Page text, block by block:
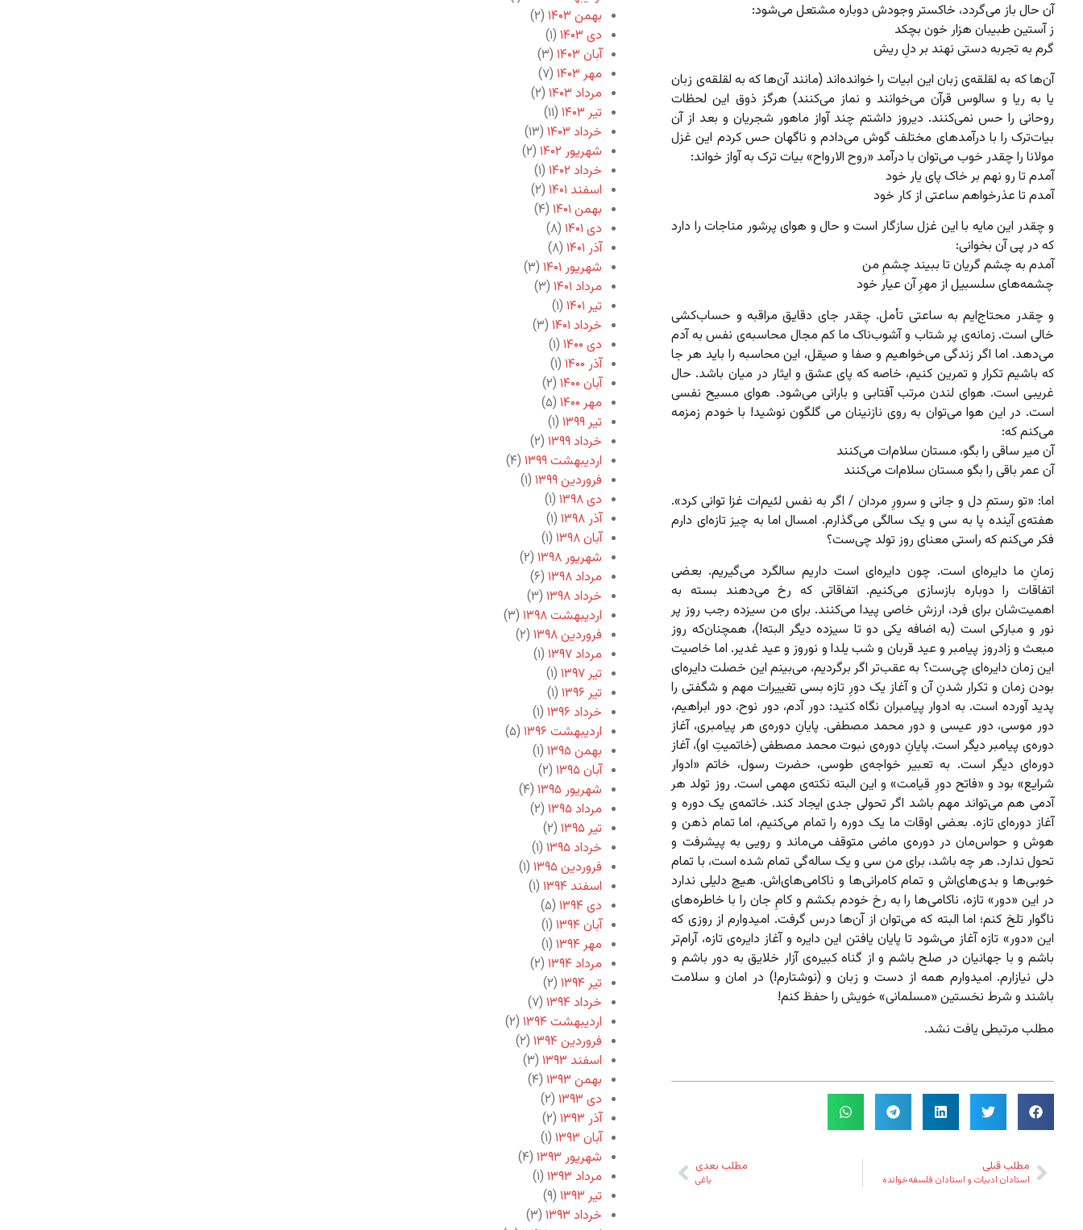
آن حال باز می‌گردد، خاکستر وجودش دوباره مشتعل می‌شود:
ز آستین طبیبان هزار خون بچکد
گرم به تجربه دستی نهند بر دلِ ریش
آن‌ها که به لقلقه‌ی زبان این ابیات را خوانده‌اند (مانند آن‌ها که به لقلقه‌ی زبان
یا به ریا و سالوس قرآن می‌خوانند و نماز می‌کنند) هرگز ذوق این لحظات
روحانی را حس نمی‌کنند. دیروز داشتم چند آواز ماهور شجریان و بعد از آن
بیات‌ترک‌ را با درآمدهای مختلف گوش می‌دادم و ناگهان حس کردم این غزل
مولانا را چقدر خوب می‌توان با درآمد «روح الارواح» بیات ترک به آواز خواند:
آمدم تا رو نهم بر خاک پای یار خود
آمدم تا عذرخواهم ساعتی از کار خود
و چقدر این مایه با این غزل سازگار است و حال و هوای پرشور مناجات را دارد
که در پی آن بخوانی:
آمدم به چشم گریان تا ببیند چشمِ من
چشمه‌های سلسبیل از مهرِ آن عیار خود
و چقدر محتاج‌ایم به ساعتی تأمل. چقدر جای دقایق مراقبه و حساب‌کشی
خالی است. زمانه‌ی پر شتاب و آشوب‌ناک ما کم مجال محاسبه‌ی نفس به آدم
می‌دهد. اما اگر زندگی می‌خواهیم و صفا و صیقل، این محاسبه را باید هر جا
که باشیم تکرار و تمرین کنیم، خاصه که پای عشق و ایثار در میان باشد. حال
غریبی است. هوای لندن مرتب آفتابی و بارانی می‌شود. هوای مسیح نفسی
است. در این هوا می‌توان به روی نازنینان می گلگون نوشید! با خودم زمزمه
می‌کنم که:
آن میر ساقی را بگو، مستان سلام‌ات می‌کنند
آن عمر باقی را بگو مستان سلام‌ات می‌کنند
اما: «تو رستمِ دل و جانی و سرورِ مردان / اگر به نفس لئیم‌ات غزا توانی کرد».
هفته‌ی آینده پا به سی و یک سالگی می‌گذارم. امسال اما به چیز تازه‌ای دارم
فکر می‌کنم که راستی معنای روز تولد چی‌ست؟
زمانِ ما دایره‌ای است. چون دایره‌ای است داریم سالگرد می‌گیریم. بعضی
اتفاقات را دوباره بازسازی می‌کنیم. اتفاقاتی که رخ می‌دهند بسته به
اهمیت‌شان برای فرد، ارزش خاصی پیدا می‌کنند. برای من سیزده‌ رجب روز پر
نور و مبارکی است (به اضافه یکی دو تا سیزده دیگر البته!)، همچنان‌که روز
مبعث و زادروز پیامبر و عید قربان و شب یلدا و نوروز و عید غدیر. اما خاصیت
این زمان دایره‌ای چی‌ست؟ به عقب‌تر اگر برگردیم، می‌بینم این خصلت دایره‌ای
بودن زمان و تکرار شدنِ آن و آغاز یک دورِ تازه بسی تغییرات مهم و شگفتی را
پدید آورده است. به ادوار پیامبران نگاه کنید: دور آدم، دور نوح، دور ابراهیم،
دور موسی، دور عیسی و دور محمد مصطفی. پایانِ دوره‌ی هر پیامبری، آغاز
دوره‌ی پیامبر دیگر است. پایانِ دوره‌ی نبوت محمد مصطفی (خاتمیتِ او)، آغاز
دوره‌ای دیگر است. به تعبیر خواجه‌ی طوسی، حضرت رسول، خاتم «ادوار
شرایع» بود و «فاتح دورِ قیامت» و این البته نکته‌ی مهمی است. روز تولد هر
آدمی هم می‌تواند مهم باشد اگر تحولی جدی ایجاد کند. خاتمه‌ی یک دوره و
آغاز دوره‌ای تازه. بعضی اوقات ما یک دوره را تمام می‌کنیم، اما تمام ذهن و
هوش و حواس‌مان در دوره‌ی ماضی متوقف می‌ماند و رویی به پیشرفت و
تحول ندارد. هر چه باشد، برای من سی و یک ساله‌گی تمام شده است، با تمام
خوبی‌ها و بدی‌های‌اش و تمام کامرانی‌ها و ناکامی‌های‌اش. هیچ دلیلی ندارد
در این «دور» تازه، ناکامی‌ها را به رخ خودم بکشم و کامِ جان را با خاطره‌های
ناگوار تلخ کنم؛ اما البته که می‌توان از آن‌ها درس گرفت. امیدوارم از روزی که
این «دور» تازه آغاز می‌شود تا پایان یافتن این دایره و آغاز دایره‌ی تازه، آرام‌تر
باشم و با جهانیان در صلح باشم و از گناه کبیره‌ی آزار خلایق به دور باشم و
دلی نیازارم. امیدوارم همه از دست و زبان‌ و (نوشتارم!) در امان و سلامت
باشند و شرط نخستین «مسلمانی» خویش را حفظ کنم!
مطلب مرتبطی یافت نشد.
مطلب قبلی
استادان ادبیات و استادان فلسفه‌خوانده
مطلب بعدی
یاغی
بهمن ۱۴۰۳
(۲)
دی ۱۴۰۳
(۱)
آبان ۱۴۰۳
(۳)
مهر ۱۴۰۳
(۷)
مرداد ۱۴۰۳
(۲)
تیر ۱۴۰۳
(۱۱)
خرداد ۱۴۰۳
(۱۳)
شهریور ۱۴۰۲
(۲)
خرداد ۱۴۰۲
(۱)
اسفند ۱۴۰۱
(۲)
بهمن ۱۴۰۱
(۴)
دی ۱۴۰۱
(۸)
آذر ۱۴۰۱
(۸)
شهریور ۱۴۰۱
(۳)
مرداد ۱۴۰۱
(۳)
تیر ۱۴۰۱
(۱)
خرداد ۱۴۰۱
(۳)
دی ۱۴۰۰
(۱)
آذر ۱۴۰۰
(۱)
آبان ۱۴۰۰
(۲)
مهر ۱۴۰۰
(۵)
تیر ۱۳۹۹
(۱)
خرداد ۱۳۹۹
(۲)
اردیبهشت ۱۳۹۹
(۴)
فروردین ۱۳۹۹
(۱)
دی ۱۳۹۸
(۱)
آذر ۱۳۹۸
(۱)
آبان ۱۳۹۸
(۱)
شهریور ۱۳۹۸
(۲)
مرداد ۱۳۹۸
(۶)
خرداد ۱۳۹۸
(۳)
اردیبهشت ۱۳۹۸
(۳)
فروردین ۱۳۹۸
(۲)
مرداد ۱۳۹۷
(۱)
تیر ۱۳۹۷
(۱)
تیر ۱۳۹۶
(۱)
خرداد ۱۳۹۶
(۱)
اردیبهشت ۱۳۹۶
(۵)
بهمن ۱۳۹۵
(۱)
آبان ۱۳۹۵
(۲)
شهریور ۱۳۹۵
(۴)
مرداد ۱۳۹۵
(۲)
تیر ۱۳۹۵
(۲)
خرداد ۱۳۹۵
(۱)
فروردین ۱۳۹۵
(۱)
اسفند ۱۳۹۴
(۱)
دی ۱۳۹۴
(۵)
آبان ۱۳۹۴
(۱)
مهر ۱۳۹۴
(۱)
مرداد ۱۳۹۴
(۲)
تیر ۱۳۹۴
(۲)
خرداد ۱۳۹۴
(۷)
اردیبهشت ۱۳۹۴
(۲)
فروردین ۱۳۹۴
(۲)
اسفند ۱۳۹۳
(۳)
بهمن ۱۳۹۳
(۴)
دی ۱۳۹۳
(۲)
آذر ۱۳۹۳
(۲)
آبان ۱۳۹۳
(۱)
شهریور ۱۳۹۳
(۴)
مرداد ۱۳۹۳
(۱)
تیر ۱۳۹۳
(۹)
خرداد ۱۳۹۳
(۳)